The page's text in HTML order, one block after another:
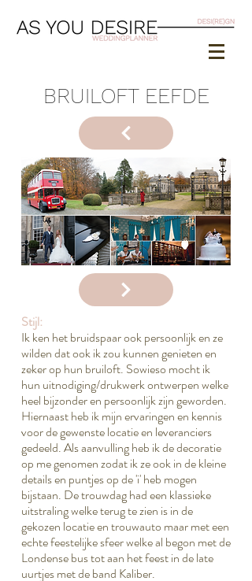
BRUILOFT EEFDE
Stijl:
Ik ken het bruidspaar ook persoonlijk en ze
wilden dat ook ik zou kunnen genieten en
zeker op hun bruiloft. Sowieso mocht ik
hun uitnodiging/drukwerk ontwerpen welke
heel bijzonder en persoonlijk zijn geworden.
Hiernaast heb ik mijn ervaringen en kennis
voor de gewenste locatie en leveranciers
gedeeld. Als aanvulling heb ik de decoratie
op me genomen zodat ik ze ook in de kleine
details en puntjes op de 'i' heb mogen
bijstaan. De trouwdag had een klassieke
uitstraling welke terug te zien is in de
gekozen locatie en trouwauto maar met een
echte feestelijke sfeer welke al begon met de
Londense bus tot aan het feest in de late
uurtjes met de band Kaliber.